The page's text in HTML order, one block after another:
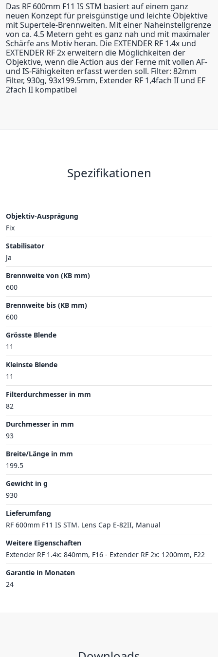
Das RF 600mm F11 IS STM basiert auf einem ganz
neuen Konzept für preisgünstige und leichte Objektive
mit Supertele-Brennweiten. Mit einer Naheinstellgrenze
von ca. 4.5 Metern geht es ganz nah und mit maximaler
Schärfe ans Motiv heran. Die EXTENDER RF 1.4x und
EXTENDER RF 2x erweitern die Möglichkeiten der
Objektive, wenn die Action aus der Ferne mit vollen AF-
und IS-Fähigkeiten erfasst werden soll. Filter: 82mm
Filter, 930g, 93x199.5mm, Extender RF 1,4fach II und EF
2fach II kompatibel
Spezifikationen
Objektiv-Ausprägung
Fix
Stabilisator
Ja
Brennweite von (KB mm)
600
Brennweite bis (KB mm)
600
Grösste Blende
11
Kleinste Blende
11
Filterdurchmesser in mm
82
Durchmesser in mm
93
Breite/Länge in mm
199.5
Gewicht in g
930
Lieferumfang
RF 600mm F11 IS STM. Lens Cap E-82II, Manual
Weitere Eigenschaften
Extender RF 1.4x: 840mm, F16 - Extender RF 2x: 1200mm, F22
Garantie in Monaten
24